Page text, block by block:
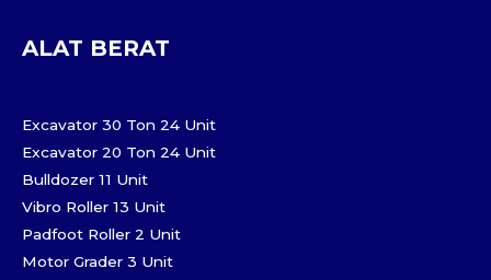
ALAT BERAT
Excavator 30 Ton 24 Unit
Excavator 20 Ton 24 Unit
Bulldozer 11 Unit
Vibro Roller 13 Unit
Padfoot Roller 2 Unit
Motor Grader 3 Unit